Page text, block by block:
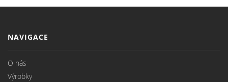
NAVIGACE
O nás
Výrobky